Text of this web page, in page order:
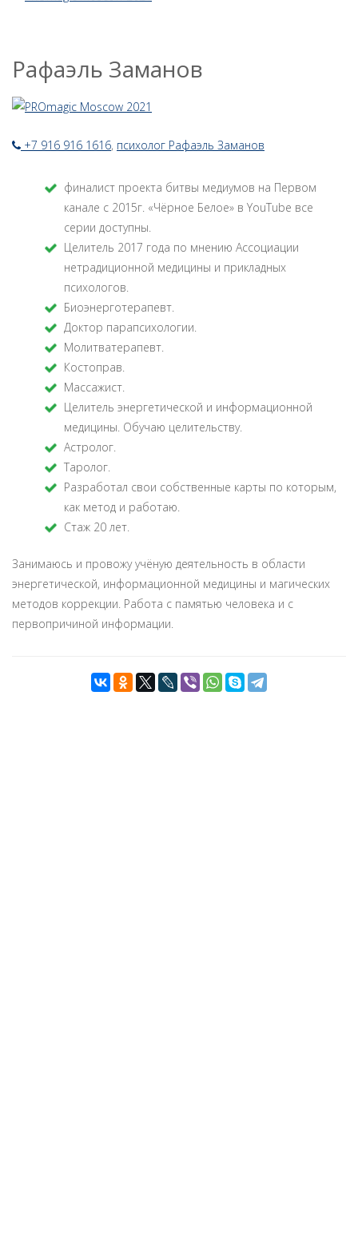
Рафаэль Заманов
+7 916 916 1616, психолог Рафаэль Заманов
финалист проекта битвы медиумов на Первом
канале с 2015г. «Чёрное Белое» в YouTube все
серии доступны.
Целитель 2017 года по мнению Ассоциации
нетрадиционной медицины и прикладных
психологов.
Биоэнерготерапевт.
Доктор парапсихологии.
Молитватерапевт.
Костоправ.
Массажист.
Целитель энергетической и информационной
медицины. Обучаю целительству.
Астролог.
Таролог.
Разработал свои собственные карты по которым,
как метод и работаю.
Стаж 20 лет.
Занимаюсь и провожу учёную деятельность в области
энергетической, информационной медицины и магических
методов коррекции. Работа с памятью человека и с
первопричиной информации.